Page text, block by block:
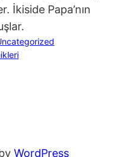
İkiside Papa’nın
WordPress